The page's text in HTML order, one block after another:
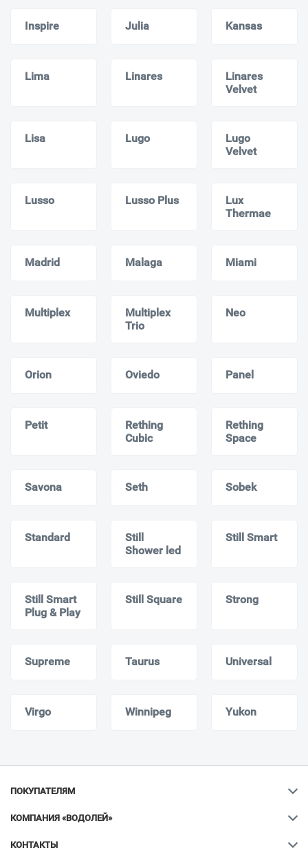
Inspire Julia Kansas
Lima Linares
Linares
Velvet
Lisa Lugo
Lugo
Velvet
Lusso Lusso Plus
Lux
Thermae
Madrid Malaga Miami
Multiplex
Multiplex
Trio
Neo
Orion Oviedo Panel
Petit
Rething
Cubic
Rething
Space
Savona Seth Sobek
Standard
Still
Shower led
Still Smart
Still Smart
Plug & Play
Still Square Strong
Supreme Taurus Universal
Virgo Winnipeg Yukon
ПОКУПАТЕЛЯМ
КОМПАНИЯ «ВОДОЛЕЙ»
КОНТАКТЫ